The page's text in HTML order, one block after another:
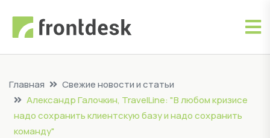
Главная
Свежие новости и статьи
Александр Галочкин, TravelLine: "В любом кризисе
надо сохранить клиентскую базу и надо сохранить
команду"